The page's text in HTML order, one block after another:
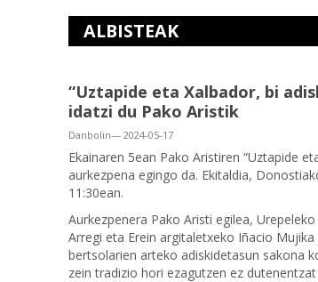
ALBISTEAK
“Uztapide eta Xalbador, bi
idatzi du Pako Aristik
Danbolin— 2024-05-17
Ekainaren 5ean Pako Aristiren “Uztapide
aurkezpena egingo da. Ekitaldia,
11:30ean.
Aurkezpenera Pako Aristi egilea,
Arregi eta Erein argitaletxeko Iñacio
bertsolarien arteko adiskidetasun sakona
zein tradizio hori ezagutzen ez